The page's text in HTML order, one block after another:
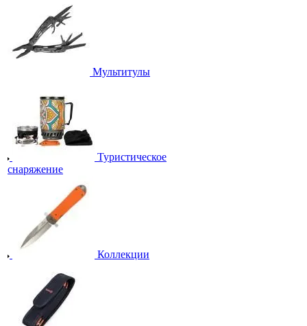
Мультитулы
Туристическое
снаряжение
Коллекции